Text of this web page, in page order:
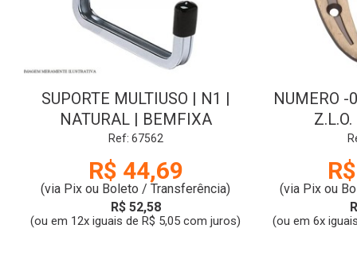
SUPORTE MULTIUSO | N1 |
NATURAL | BEMFIXA
Ref: 67562
R$ 44,69
(via Pix ou Boleto / Transferência)
R$ 52,58
(ou em 12x iguais de R$ 5,05 com juros)
NUMERO -
(via Pix ou
(ou em 6x